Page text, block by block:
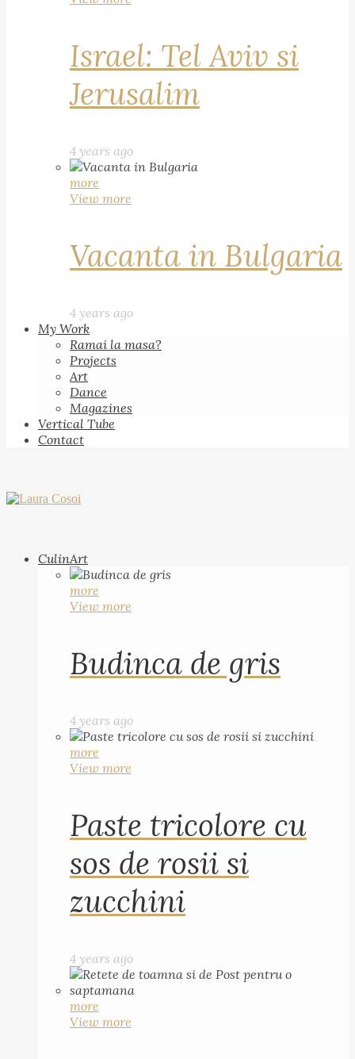
Israel: Tel Aviv si
Jerusalim
4 years ago
more
View more
Vacanta in Bulgaria
4 years ago
My Work
Ramai la masa?
Projects
Art
Dance
Magazines
Vertical Tube
Contact
CulinArt
more
View more
Budinca de gris
4 years ago
more
View more
Paste tricolore cu
sos de rosii si
zucchini
4 years ago
more
View more